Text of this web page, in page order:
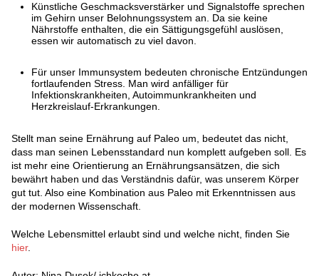
Künstliche Geschmacksverstärker und Signalstoffe sprechen
im Gehirn unser Belohnungssystem an. Da sie keine
Nährstoffe enthalten, die ein Sättigungsgefühl auslösen,
essen wir automatisch zu viel davon.
Für unser Immunsystem bedeuten chronische Entzündungen
fortlaufenden Stress. Man wird anfälliger für
Infektionskrankheiten, Autoimmunkrankheiten und
Herzkreislauf-Erkrankungen.
Stellt man seine Ernährung auf Paleo um, bedeutet das nicht,
dass man seinen Lebensstandard nun komplett aufgeben soll. Es
ist mehr eine Orientierung an Ernährungsansätzen, die sich
bewährt haben und das Verständnis dafür, was unserem Körper
gut tut. Also eine Kombination aus Paleo mit Erkenntnissen aus
der modernen Wissenschaft.
Welche Lebensmittel erlaubt sind und welche nicht, finden Sie
hier.